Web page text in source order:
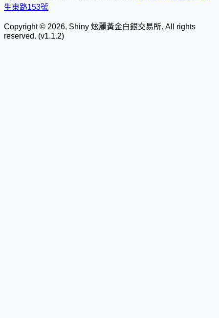
生東路153號
Copyright © 2026, Shiny 炫麗黃金白銀交易所. All rights
reserved. (v1.1.2)